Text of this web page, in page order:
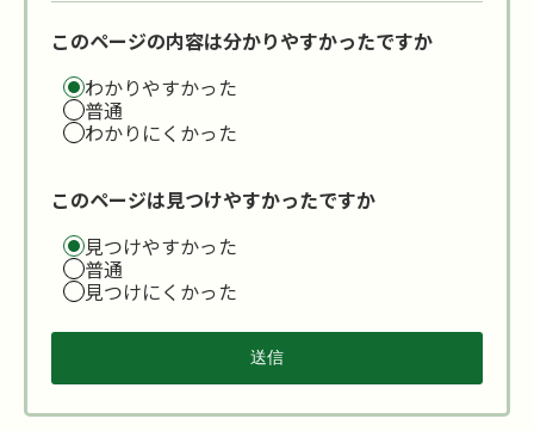
このページの内容は分かりやすかったですか
わかりやすかった
普通
わかりにくかった
このページは見つけやすかったですか
見つけやすかった
普通
見つけにくかった